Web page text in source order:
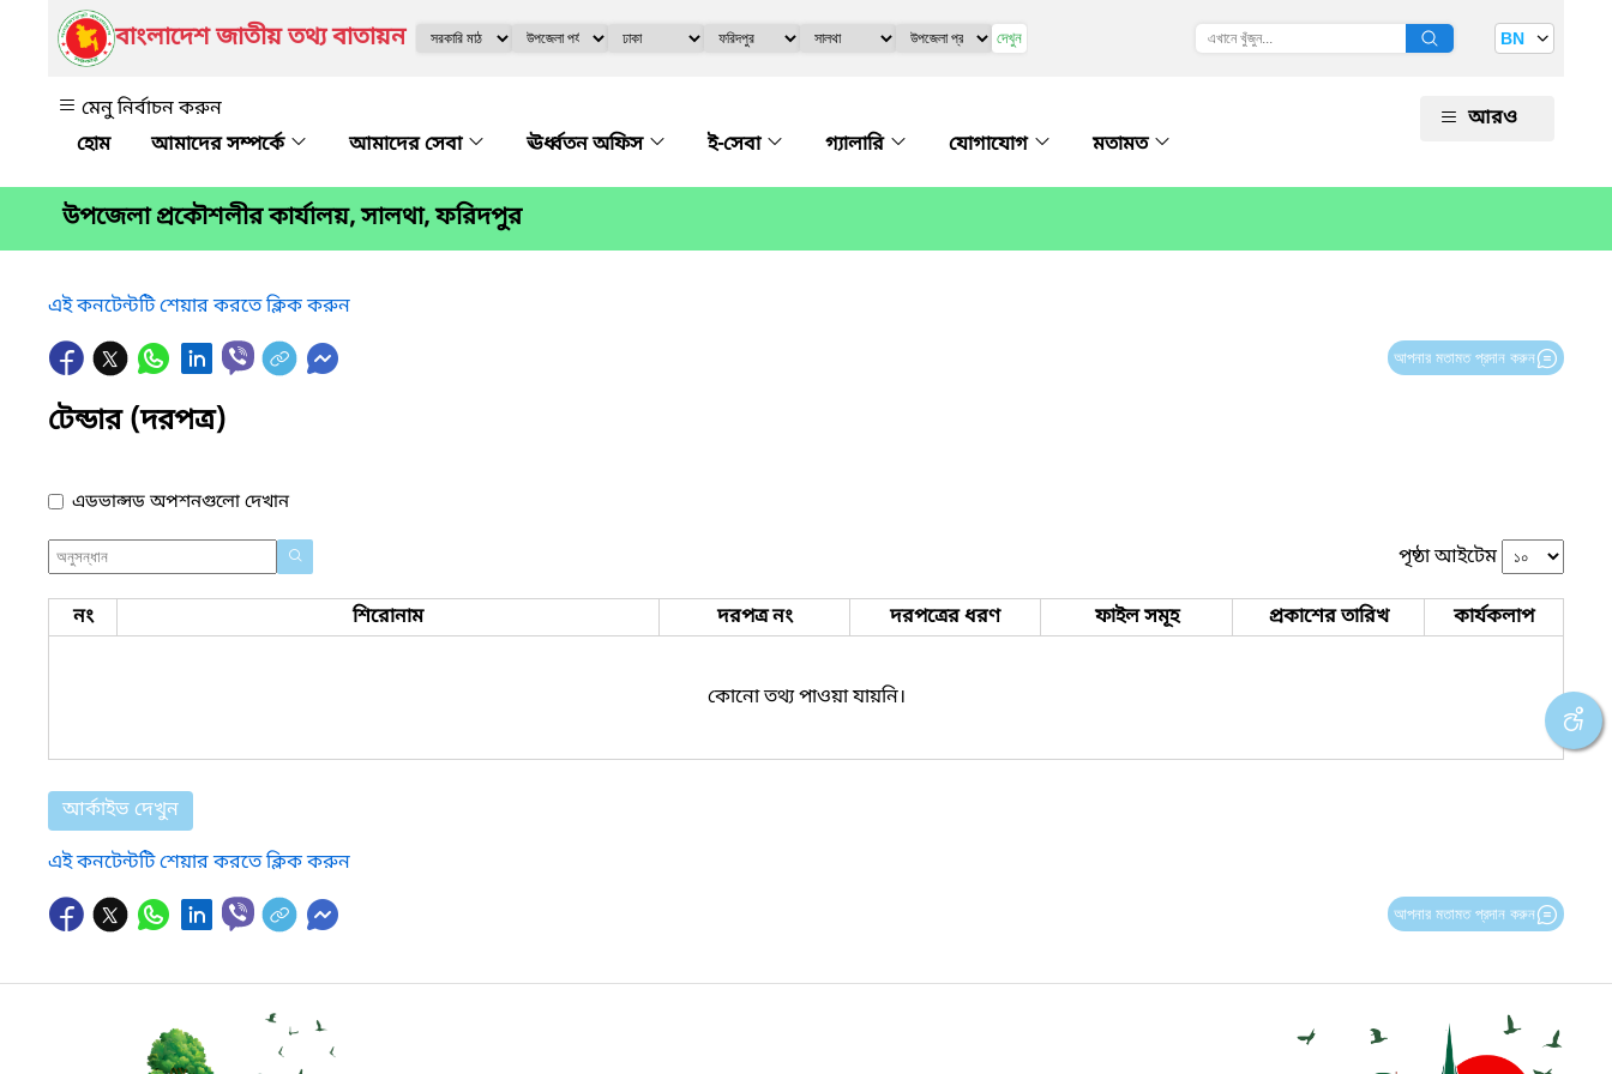
বাংলাদেশ জাতীয় তথ্য বাতায়ন দেখুন BN
মেনু নির্বাচন করুন
আমাদের সম্পর্কে
আমাদের সেবা ঊর্ধ্বতন অফিস ই-সেবা গ্যালারি যোগাযোগ মতামত
আরও
উপজেলা প্রকৌশলীর কার্যালয়, সালথা, ফরিদপুর
এই কনটেন্টটি শেয়ার করতে ক্লিক করুন
আপনার মতামত প্রদান করুন
টেন্ডার (দরপত্র)
এডভান্সড অপশনগুলো দেখান
পৃষ্ঠা আইটেম
নং শিরোনাম দরপত্র নং দরপত্রের ধরণ ফাইল সমূহ প্রকাশের তারিখ কার্যকলাপ
কোনো তথ্য পাওয়া যায়নি।
আর্কাইভ দেখুন
এই কনটেন্টটি শেয়ার করতে ক্লিক করুন
আপনার মতামত প্রদান করুন